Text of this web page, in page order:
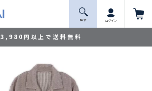
3,980円以上で送料無料
探 す ログイン